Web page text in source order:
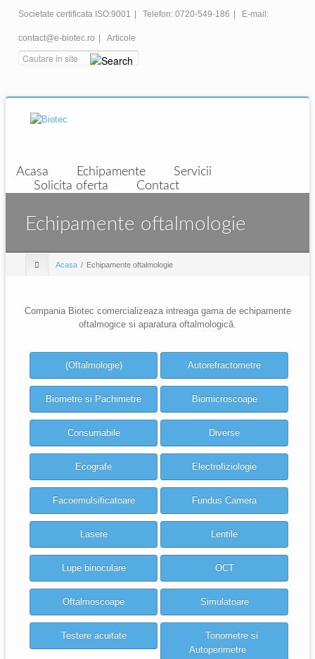
Societate certificata ISO:9001 Telefon: 0720-549-186 E-mail:
contact@e-biotec.ro Articole
Acasa Echipamente
Servicii
Solicita oferta
Contact
Echipamente oftalmologie
Acasa Echipamente oftalmologie
Compania Biotec comercializeaza intreaga gama de echipamente
oftalmogice si aparatura oftalmologică.
(Oftalmologie) Autorefractometre
Biometre si Pachimetre Biomicroscoape
Consumabile Diverse
Ecografe Electrofiziologie
Facoemulsificatoare Fundus Camera
Lasere Lentile
Lupe binoculare OCT
Oftalmoscoape Simulatoare
Testere acuitate
Tonometre si
Autoperimetre